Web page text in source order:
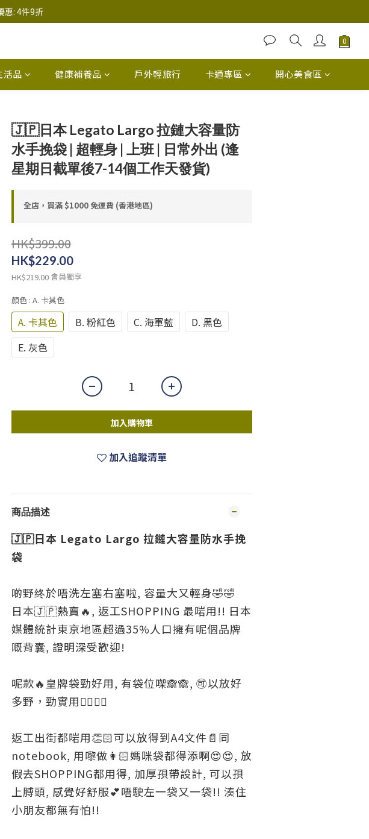
定產品「​專享價」
惠: 4件9折
定產品「​專享價」
活品 健康補養品 戶外輕旅行 卡通專區 開心美食區
🇯🇵日本 Legato Largo 拉鏈大容量防
水手挽袋 | 超輕身 | 上班 | 日常外出 (逢
星期日截單後7-14個工作天發貨)
全店，買滿 $1000 免運費 (香港地區)
HK$399.00
HK$229.00
HK$219.00會員獨享
顏色 : A. 卡其色
A. 卡其色 B. 粉紅色 C. 海軍藍
D. 黑色
E. 灰色
加入購物車
加入追蹤清單
商品描述
🇯🇵日本 Legato Largo 拉鏈大容量防水手挽
袋
啲野终於唔洗左塞右塞啦, 容量大又輕身🤣🤣
日本🇯🇵熱賣🔥, 返工SHOPPING 最啱用!! 日本
媒體統計東京地區超過35%人口擁有呢個品牌
嘅背囊, 證明深受歡迎!
呢款🔥皇牌袋勁好用, 有袋位㗎🙈🙈, 🉑️以放好
多野，勁實用👍🏻👍🏻
返工出街都啱用👏🏻可以放得到A4文件📄同
notebook, 用嚟做👩🏻媽咪袋都得添啊😍😍, 放
假去SHOPPING都用得, 加厚孭帶設計, 可以孭
上膊頭, 感覺好舒服💕唔駛左一袋又一袋!! 湊住
小朋友都無有怕!!